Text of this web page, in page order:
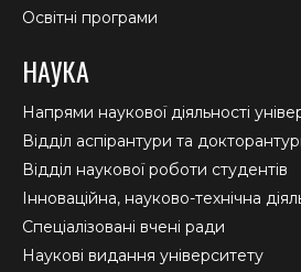
Освітні програми
НАУКА
Напрями наукової діяльності
Відділ аспірантури та
Відділ наукової роботи студентів
Інноваційна, науково-технічна
Спеціалізовані вчені ради
Наукові видання університету